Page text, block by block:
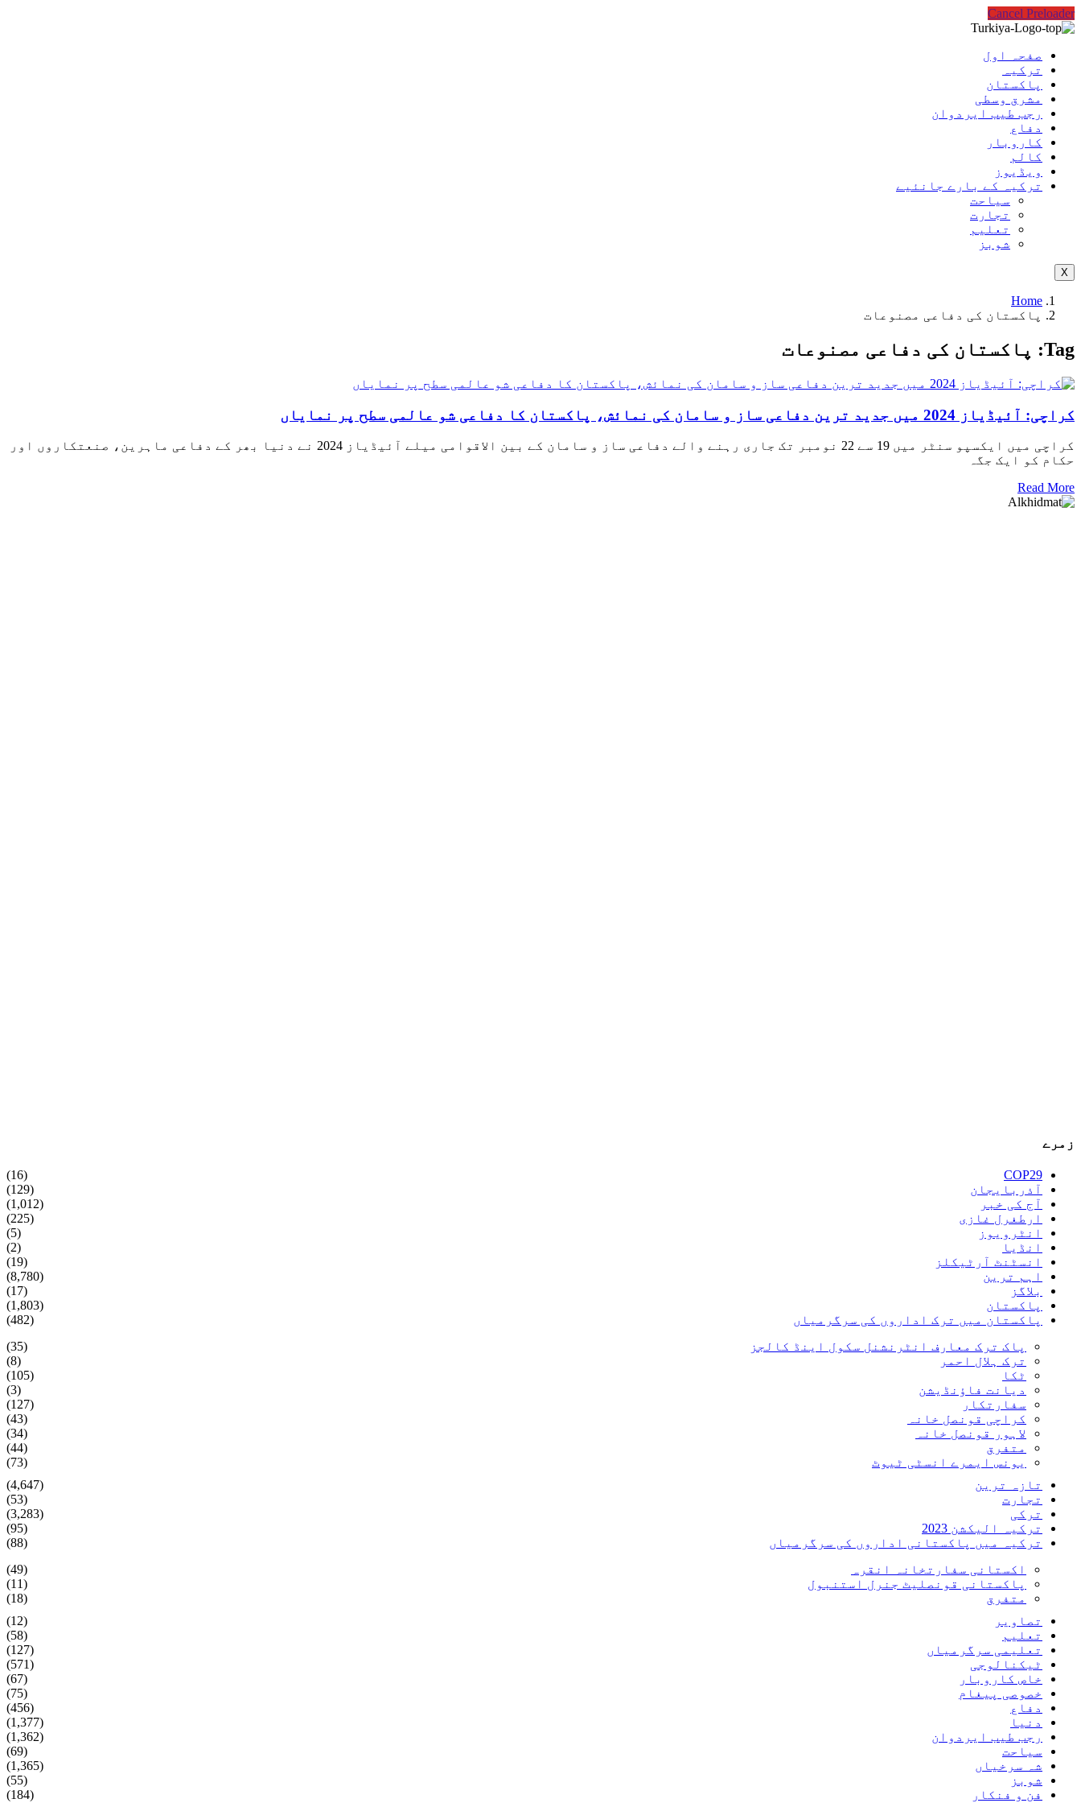
Cancel Preloader
صفحہ اول
ترکیہ
پاکستان
مشرق وسطی
رجب طیب ایردوان
دفاع
کاروبار
کالم
ویڈیوز
ترکیہ کے بارے جانئیے
سیاحت
تجارت
تعلیم
شوبز
X
Home
پاکستان کی دفاعی مصنوعات
Tag: پاکستان کی دفاعی مصنوعات
کراچی: آئیڈیاز 2024 میں جدید ترین دفاعی ساز و سامان کی نمائش، پاکستان کا دفاعی شو عالمی سطح پر نمایاں
کراچی میں ایکسپو سنٹر میں 19 سے 22 نومبر تک جاری رہنے والے دفاعی ساز و سامان کے بین الاقوامی میلے آئیڈیاز 2024 نے دنیا بھر کے دفاعی ماہرین، صنعتکاروں اور
حکام کو ایک جگہ
Read More
زمرے
COP29
(16)
آذربایجان
(129)
آج کی خبر
(1,012)
ارطغرل غازی
(225)
انٹرویوز
(5)
انڈیا
(2)
انسٹنٹ آرٹیکلز
(19)
اہم ترین
(8,780)
بلاگز
(17)
پاکستان
(1,803)
پاکستان میں ترک اداروں کی سرگرمیاں
(482)
پاک ترک معارف انٹرنشنل سکول اینڈ کالجز
(35)
ترک ہلال احمر
(8)
ٹکا
(105)
دیانت فاؤنڈیشن
(3)
سفارتکار
(127)
کراچی قونصل خانہ
(43)
لاہور قونصل خانہ
(34)
متفرق
(44)
یونس ایمرے انسٹی ٹیوٹ
(73)
تازہ ترین
(4,647)
تجارت
(53)
ترکی
(3,283)
ترکیہ الیکشن 2023
(95)
ترکیہ میں پاکستانی اداروں کی سرگرمیاں
(88)
اکستانی سفارتخانہ انقرہ
(49)
پاکستانی قونصلیٹ جنرل استنبول
(11)
متفرق
(18)
تصاویر
(12)
تعلیم
(58)
تعلیمی سرگرمیاں
(127)
ٹیکنالوجی
(571)
خاص کاروبار
(67)
خصوصی پیغام
(75)
دفاع
(456)
دنیا
(1,377)
رجب طیب ایردوان
(1,362)
سیاحت
(69)
شہ سرخیاں
(1,365)
شوبز
(55)
فن و فنکار
(184)